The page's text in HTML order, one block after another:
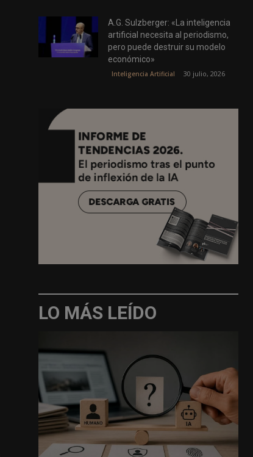
A.G. Sulzberger: «La inteligencia
artificial necesita al periodismo,
pero puede destruir su modelo
económico»
Inteligencia Artificial 30 julio, 2026
LO MÁS LEÍDO